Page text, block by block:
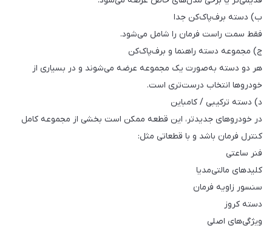
ب) دسته برف‌پاک‌کن جدا
فقط سمت راست فرمان را شامل می‌شود.
ج) مجموعه دسته راهنما و برف‌پاک‌کن
هر دو دسته به‌صورت یک مجموعه عرضه می‌شوند و در بسیاری از
خودروها انتخاب درست‌تری است.
د) دسته ترکیبی / کامباین
در خودروهای جدیدتر، این قطعه ممکن است بخشی از مجموعه کامل
کنترل فرمان باشد و با قطعاتی مثل:
فنر ساعتی
کلیدهای مالتی‌مدیا
سنسور زاویه فرمان
دسته کروز
ویژگی‌های اصلی